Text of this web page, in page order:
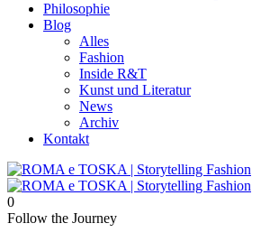
Philosophie
Blog
Alles
Fashion
Inside R&T
Kunst und Literatur
News
Archiv
Kontakt
0
Follow the Journey